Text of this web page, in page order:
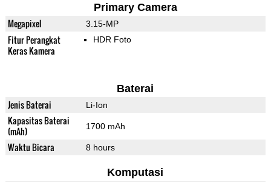
Primary Camera
Megapixel 3.15-MP
Fitur Perangkat
Keras Kamera
HDR Foto
Baterai
Jenis Baterai Li-Ion
Kapasitas Baterai
(mAh)
1700 mAh
Waktu Bicara 8 hours
Komputasi